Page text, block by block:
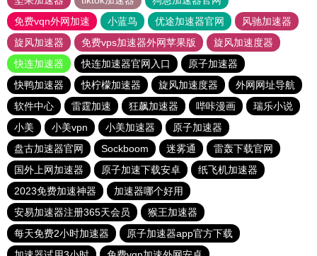
免费vqn外网加速
小蓝鸟 优途加速器官网
风驰加速器
旋风加速器
免费vps加速器外网苹果版
旋风加速度器
快连加速器
快连加速器官网入口
原子加速器
快鸭加速器
快柠檬加速器 旋风加速度器
外网网址导航
软件中心
雷霆加速 狂飙加速器 哔咔漫画
瑞乐小说
小美
小美vpn 小美加速器
原子加速器
盘古加速器官网
Sockboom 迷雾通
雷轰下载官网
国外上网加速器
原子加速下载安卓
纸飞机加速器
2023免费加速神器
加速器哪个好用
安易加速器注册365天会员
猴王加速器
每天免费2小时加速器
原子加速器app官方下载